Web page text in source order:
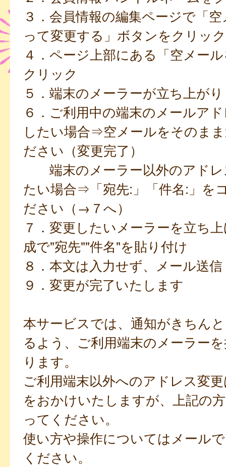
３．会員情報の編集ページで「
って変更する」ボタンをクリック
４．ページ上部にある「空メー
クリック
５．端末のメーラーが立ち上が
６．ご利用中の端末のメールア
したい場合⇒空メールをそのま
ださい（変更完了）
端末のメーラー以外のアドレ
たい場合⇒「宛先:」「件名:」を
ださい（→７へ）
７．変更したいメーラーを立ち
成で"宛先""件名"を貼り付け
８．本文は入力せず、メール送信
９．変更が完了いたします
本サービスでは、通知がきちん
るよう、ご利用端末のメーラー
ります。
ご利用端末以外へのアドレス変
をおかけいたしますが、上記の
ってください。
使い方や操作についてはメール
ください。